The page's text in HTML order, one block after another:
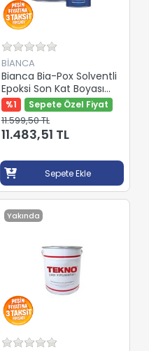
BİANCA
Bianca Bia-Pox Solventli
Epoksi Son Kat Boyası
Beyaz 20 Kg
%1 Sepete Özel Fiyat
11.599,50 TL
11.483,51 TL
Sepete Ekle
Yakında